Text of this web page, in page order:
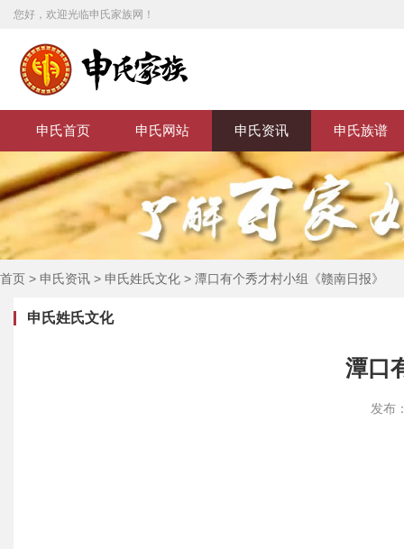
您好，欢迎光临申氏家族网！
申氏首页 申氏网站 申氏资讯 申氏族谱
首页 > 申氏资讯 > 申氏姓氏文化 > 潭口有个秀才村小组《赣南日报》
申氏姓氏文化
潭口
发布